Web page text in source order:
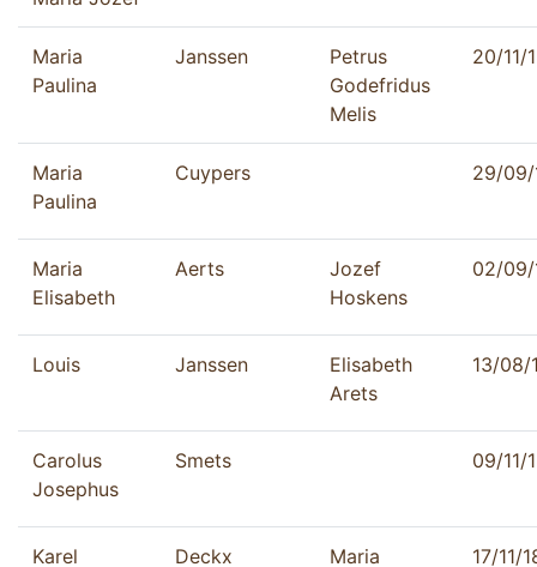
Maria
Paulina
Janssen
Petrus
Godefridus
Melis
20/11/
Maria
Paulina
Cuypers 29/09/
Maria
Elisabeth
Aerts
Jozef
Hoskens
02/09/
Louis Janssen
Elisabeth
Arets
13/08/
Carolus
Josephus
Smets 09/11/
Karel
Deckx
Maria
17/11/